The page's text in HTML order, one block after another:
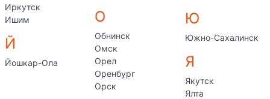
Иркутск
Ишим
Й
Йошкар-Ола
О
Обнинск
Омск
Орел
Оренбург
Орск
Ю
Южно-Сахалинск
Я
Якутск
Ялта